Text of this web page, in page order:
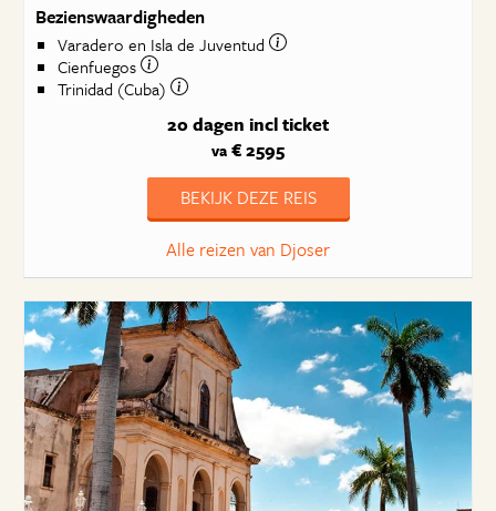
Bezienswaardigheden
Varadero en Isla de Juventud
Cienfuegos
Trinidad (Cuba)
20 dagen incl ticket
va € 2595
BEKIJK DEZE REIS
Alle reizen van Djoser